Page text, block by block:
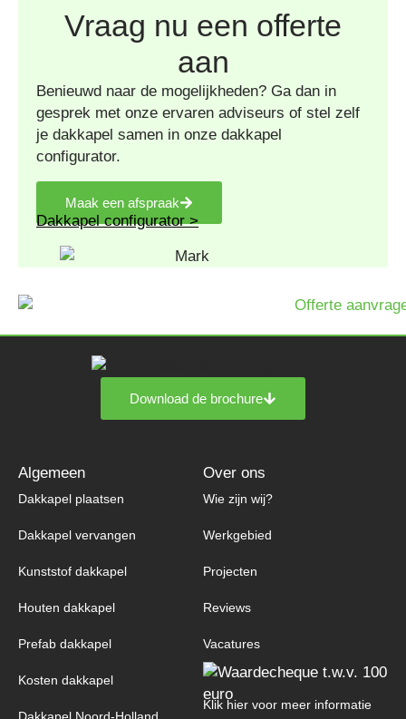
Vraag nu een offerte
aan
Benieuwd naar de mogelijkheden? Ga dan in
gesprek met onze ervaren adviseurs of stel zelf
je dakkapel samen in onze dakkapel
configurator.
Maak een afspraak
Dakkapel configurator >
Download de brochure
Algemeen
Dakkapel plaatsen
Dakkapel vervangen
Kunststof dakkapel
Houten dakkapel
Prefab dakkapel
Kosten dakkapel
Dakkapel Noord-Holland
Over ons
Wie zijn wij?
Werkgebied
Projecten
Reviews
Vacatures
Klik hier voor meer informatie